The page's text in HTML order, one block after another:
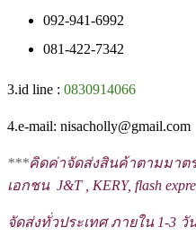
092-941-6992
081-422-7342
3.id line : 0830914066
4.e-mail: nisacholly@gmail.com
***คิดค่าจัดส่งสินค้าตามมาต
เอกชน J&T , KERY, flash
จัดส่งทั่วประเทศ ภายใน 1-3